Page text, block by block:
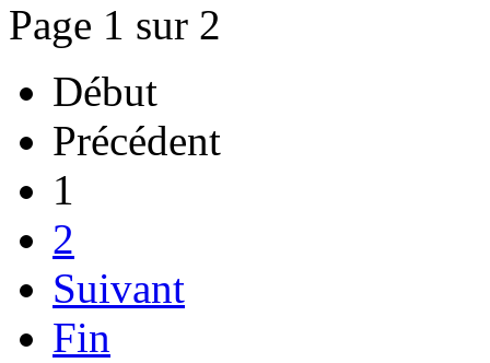
Page 1 sur 2
Début
Précédent
1
2
Suivant
Fin